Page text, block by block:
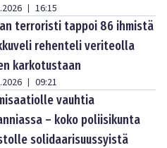
| 16:15
terroristi tappoi 86 ihmistä
rehenteli veriteolla
karkotustaan
| 09:21
vauhtia
– koko poliisikunta
solidaarisuussyistä